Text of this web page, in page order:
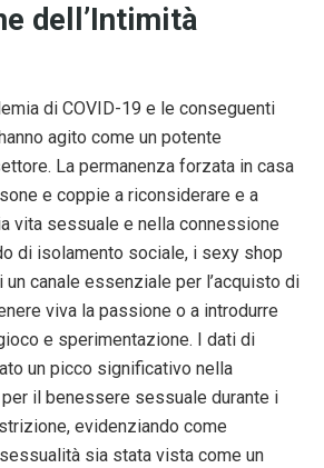
dell’Intimità
di COVID-19 e le conseguenti
agito come un potente
La permanenza forzata in casa
e coppie a riconsiderare e a
vita sessuale e nella connessione
di isolamento sociale, i sexy shop
canale essenziale per l’acquisto di
viva la passione o a introdurre
e sperimentazione. I dati di
un picco significativo nella
il benessere sessuale durante i
evidenziando come
sia stata vista come un